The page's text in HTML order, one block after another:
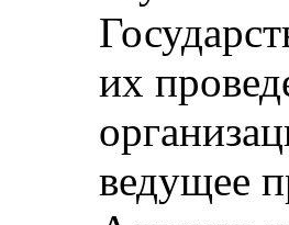
их
ведущее